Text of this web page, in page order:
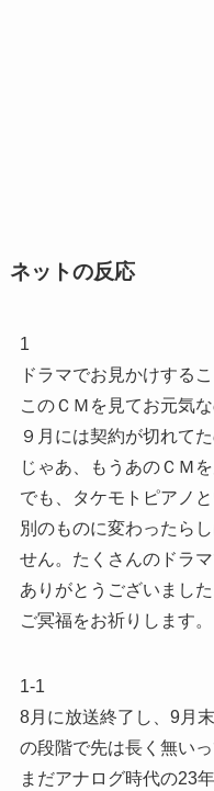
ネットの反応
1
ドラマでお見かけする
このＣＭを見てお元気
９月には契約が切れてた
じゃあ、もうあのＣＭ
でも、タケモトピアノ
別のものに変わったら
せん。たくさんのドラ
ありがとうございました
ご冥福をお祈りします。
1-1
8月に放送終了し、9月
の段階で先は長く無い
まだアナログ時代の23